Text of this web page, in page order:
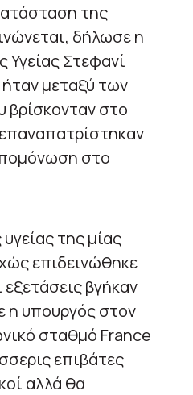
της
δήλωσε η
Υγείας Στεφανί
μεταξύ των
βρίσκονταν στο
στο
της μίας
επιδεινώθηκε
εξετάσεις βγήκαν
η υπουργός στον
σταθμό France
επιβάτες
αλλά θα